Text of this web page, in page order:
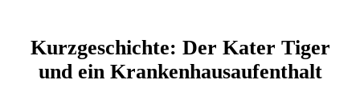
Kurzgeschichte: Der Kater Tiger
und ein Krankenhausaufenthalt